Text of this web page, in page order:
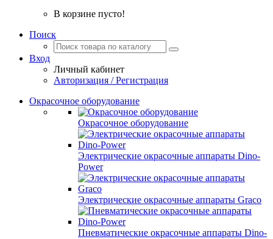
В корзине пусто!
Поиск
Вход
Личный кабинет
Авторизация / Регистрация
Окрасочное оборудование
Окрасочное оборудование
Электрические окрасочные аппараты Dino-
Power
Электрические окрасочные аппараты Graco
Пневматические окрасочные аппараты Dino-